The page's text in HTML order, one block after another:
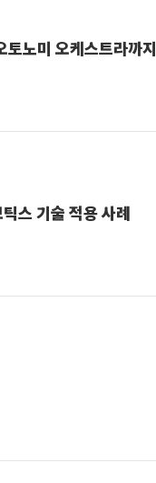
토노미 오케스트라까지
스 기술 적용 사례